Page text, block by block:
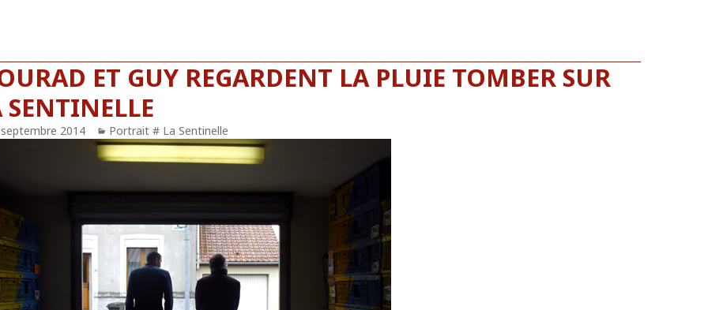
ET GUY REGARDENT LA PLUIE TOMBER SUR
SENTINELLE
2014 Catégories
Portrait # La Sentinelle